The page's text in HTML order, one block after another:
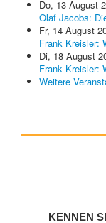
Do, 13 August
Olaf Jacobs:
Fr, 14 August
Frank Kreisler:
Di, 18 August
Frank Kreisler:
Weitere
KENNEN